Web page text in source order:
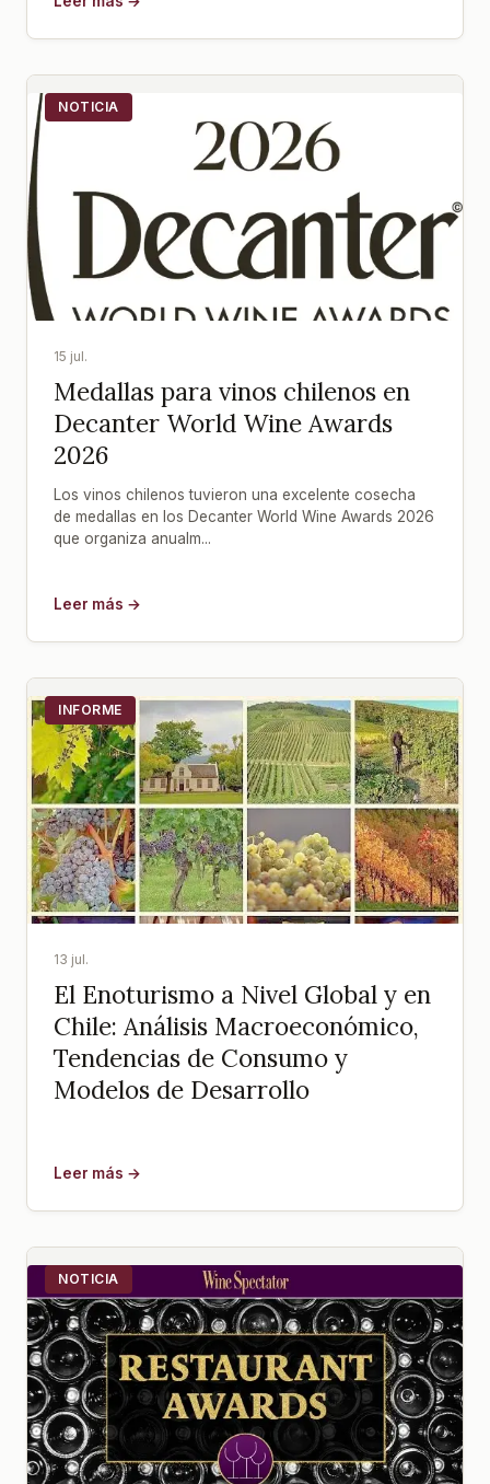
NOTICIA
15 jul.
Medallas para vinos chilenos en
Decanter World Wine Awards
2026
Los vinos chilenos tuvieron una excelente cosecha
de medallas en los Decanter World Wine Awards 2026
que organiza anualm...
Leer más →
INFORME
13 jul.
El Enoturismo a Nivel Global y en
Chile: Análisis Macroeconómico,
Tendencias de Consumo y
Modelos de Desarrollo
Leer más →
NOTICIA